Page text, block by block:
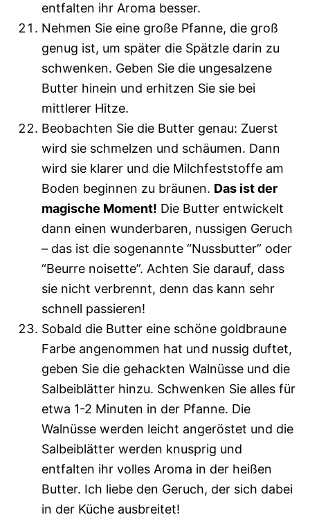
entfalten ihr Aroma besser.
Nehmen Sie eine große Pfanne, die groß
genug ist, um später die Spätzle darin zu
schwenken. Geben Sie die ungesalzene
Butter hinein und erhitzen Sie sie bei
mittlerer Hitze.
Beobachten Sie die Butter genau: Zuerst
wird sie schmelzen und schäumen. Dann
wird sie klarer und die Milchfeststoffe am
Boden beginnen zu bräunen. Das ist der
magische Moment! Die Butter entwickelt
dann einen wunderbaren, nussigen Geruch
– das ist die sogenannte “Nussbutter” oder
“Beurre noisette”. Achten Sie darauf, dass
sie nicht verbrennt, denn das kann sehr
schnell passieren!
Sobald die Butter eine schöne goldbraune
Farbe angenommen hat und nussig duftet,
geben Sie die gehackten Walnüsse und die
Salbeiblätter hinzu. Schwenken Sie alles für
etwa 1-2 Minuten in der Pfanne. Die
Walnüsse werden leicht angeröstet und die
Salbeiblätter werden knusprig und
entfalten ihr volles Aroma in der heißen
Butter. Ich liebe den Geruch, der sich dabei
in der Küche ausbreitet!